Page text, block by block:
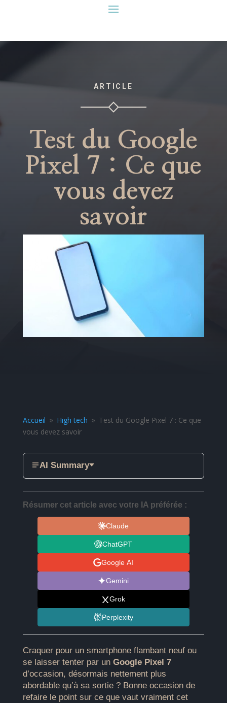
ARTICLE
Test du Google
Pixel 7 : Ce que
vous devez
savoir
Accueil 9 High tech 9 Test du Google Pixel 7 : Ce que
vous devez savoir
AI Summary
Résumer cet article avec votre IA préférée :
Claude
ChatGPT
Google AI
Gemini
Grok
Perplexity
Craquer pour un smartphone flambant neuf ou
se laisser tenter par un Google Pixel 7
d’occasion, désormais nettement plus
abordable qu’à sa sortie ? Bonne occasion de
refaire le point sur ce que vaut vraiment cet